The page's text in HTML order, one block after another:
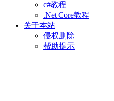
c#教程
.Net Core教程
关于本站
侵权删除
帮助提示